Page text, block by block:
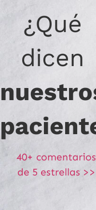
consultorio es limpio
y muy agradable,
tienen una sonrisa y
siento que
amor a su trabajo.
Yo vivo en otro
Colombia los visito
para mi control
- Erika
¿Qué
dicen
40+ comentarios
de 5 estrellas >>